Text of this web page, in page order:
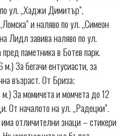
ул. „Хаджи Димитър”,
и наляво по ул. „Симеон
Лидл завива наляво по ул.
паметника в Ботев парк.
За бегачи ентусиасти, за
възраст. От Бриза;
За момичета и момчета до 12
От началото на ул. „Радецки”.
отличителни знаци – стикери